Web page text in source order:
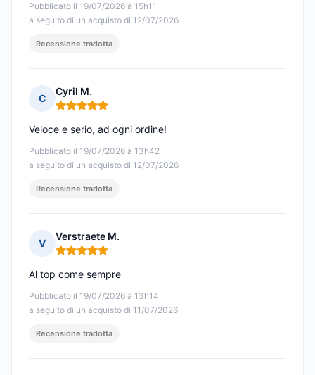
Pubblicato il 19/07/2026 à 15h11
a seguito di un acquisto di 12/07/2026
Recensione tradotta
C
Cyril M.
Nota: 5 su 5
Pubblicato il 19/07/2026 à 13h42
a seguito di un acquisto di 12/07/2026
Veloce e serio, ad ogni ordine!
Recensione tradotta
V
Verstraete M.
Nota: 5 su 5
Pubblicato il 19/07/2026 à 13h14
a seguito di un acquisto di 11/07/2026
Al top come sempre
Recensione tradotta